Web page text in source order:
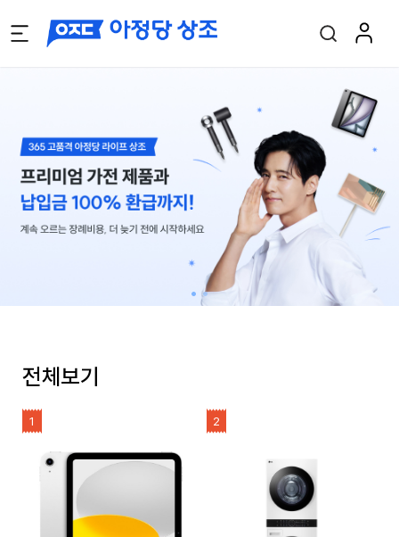
• •
전체보기
1 2